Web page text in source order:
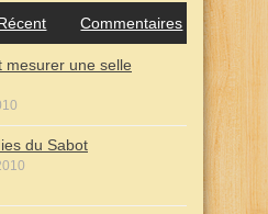
Commentaires
mesurer une selle
du Sabot